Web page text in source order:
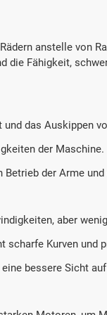
anstelle von
die Fähigkeit,
das Auskippen
der Maschine.
der Arme und
aber
Kurven und
bessere Sicht